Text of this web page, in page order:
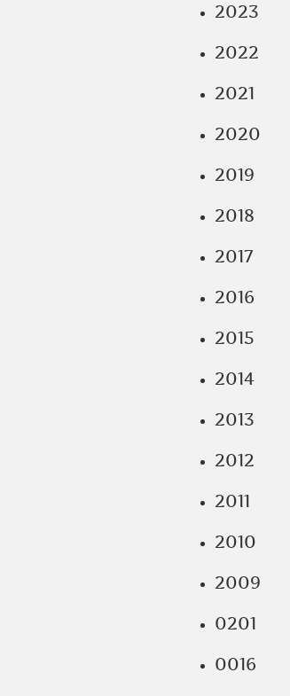
2023
2022
2021
2020
2019
2018
2017
2016
2015
2014
2013
2012
2011
2010
2009
0201
0016